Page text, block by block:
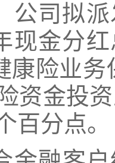
公司拟
现金分
康险业
资金投
百分点。